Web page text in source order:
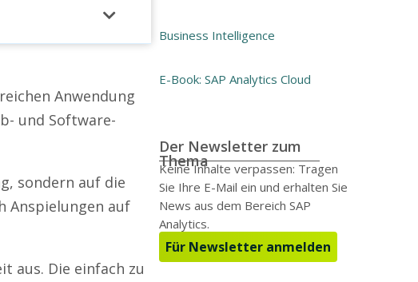
Anwendung
und Software-
sondern auf die
Anspielungen auf
aus. Die einfach zu
Business Intelligence
E-Book: SAP Analytics Cloud
Der Newsletter zum
Thema
Keine Inhalte verpassen: Tragen
Sie Ihre E-Mail ein und erhalten Sie
News aus dem Bereich SAP
Analytics.
Für Newsletter anmelden